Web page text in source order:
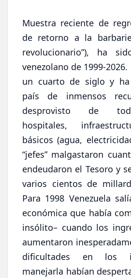
Muestra reciente de
de retorno a la
revolucionario”), ha
venezolano de 1999-
un cuarto de siglo y
país de inmensos
desprovisto de
hospitales,
básicos (agua,
“jefes” malgastaron
endeudaron el Tesoro y
varios cientos de
Para 1998 Venezuela
económica que había
insólito– cuando los
aumentaron
dificultades en los
manejarla habían